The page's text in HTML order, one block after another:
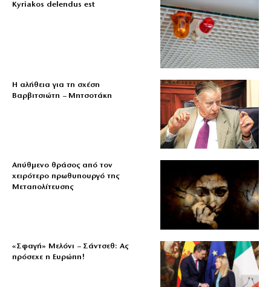
Kyriakos delendus est
Η αλήθεια για τη σχέση
Βαρβιτσιώτη – Μητσοτάκη
Απύθμενο θράσος από τον
χειρότερο πρωθυπουργό της
Μεταπολίτευσης
«Σφαγή» Μελόνι – Σάντσεθ: Ας
πρόσεχε η Ευρώπη!